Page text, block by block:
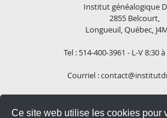
Ce site web utilise les cookies pour
Institut généalogique
2855 Belcourt,
Longueuil, Québec,
Tel : 514-400-3961 - L-V 8:30
Courriel :
Suivez-nous!